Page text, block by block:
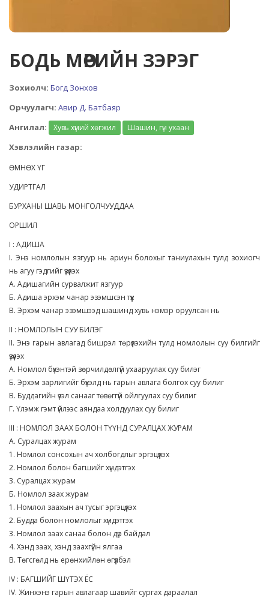
БОДЬ МӨРИЙН ЗЭРЭГ
Зохиолч: Богд Зонхов
Орчуулагч: Авир Д. Батбаяр
Ангилал:
Хувь хүний хөгжил Шашин, гүн ухаан
Хэвлэлийн газар:
ӨМНӨХ ҮГ
УДИРТГАЛ
БУРХАНЫ ШАВЬ МОНГОЛЧУУДДАА
ОРШИЛ
I : АДИША
I. Энэ номлолын язгуур нь ариун болохыг таниулахын тулд зохиогч
нь агуу гэдгийг үзүүлэх
А. Адишагийн сурвалжит язгуур
Б. Адиша эрхэм чанар эзэмшсэн түүх
В. Эрхэм чанар эзэмшээд шашинд хувь нэмэр оруулсан нь
II : НОМЛОЛЫН СУУ БИЛЭГ
II. Энэ гарын авлагад бишрэл төрүүлэхийн тулд номлолын суу билгийг
үзүүлэх
А. Номлол бүхэнтэй зөрчилдөлгүй ухааруулах суу билэг
Б. Эрхэм зарлигийг бүхэлд нь гарын авлага болгох суу билиг
В. Буддагийн үзэл санааг төвөггүй ойлгуулах суу билиг
Г. Үлэмж гэмт үйлээс аяндаа холдуулах суу билиг
III : НОМЛОЛ ЗААХ БОЛОН ТҮҮНД СУРАЛЦАХ ЖУРАМ
А. Суралцах журам
1. Номлол сонсохын ач холбогдлыг эргэцүүлэх
2. Номлол болон багшийг хүндэтгэх
3. Суралцах журам
Б. Номлол заах журам
1. Номлол заахын ач тусыг эргэцүүлэх
2. Будда болон номлолыг хүндэтгэх
3. Номлол заах санаа болон дүр байдал
4. Хэнд заах, хэнд заахгүйн ялгаа
В. Төгсгөлд нь ерөнхийлөн өгүүлбэл
IV : БАГШИЙГ ШҮТЭХ ЁС
IV. Жинхэнэ гарын авлагаар шавийг сургах дараалал